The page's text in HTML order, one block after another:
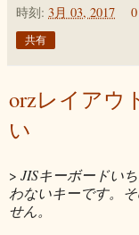
時刻: 3月 03, 2017
共有
orzレイアウ
い
> JISキーボードい
わないキーです。
せん。